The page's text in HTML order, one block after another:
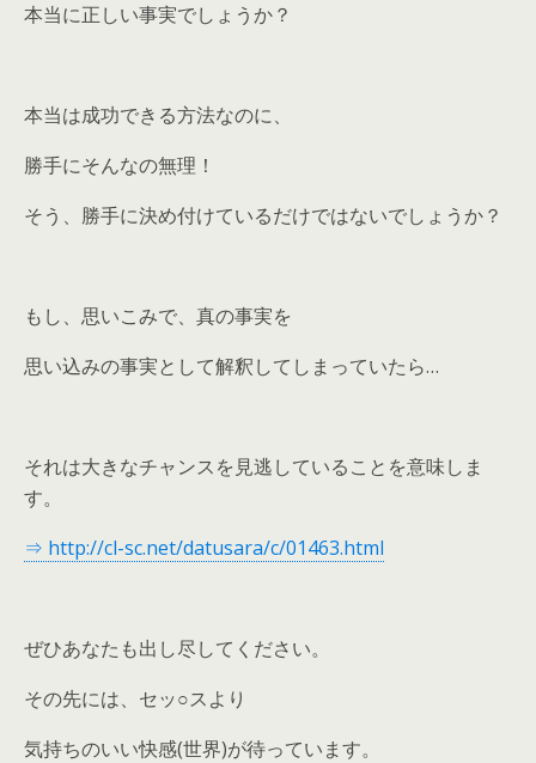
本当に正しい事実でしょうか？
本当は成功できる方法なのに、
勝手にそんなの無理！
そう、勝手に決め付けているだけではないでしょうか？
もし、思いこみで、真の事実を
思い込みの事実として解釈してしまっていたら…
それは大きなチャンスを見逃していることを意味しま
す。
⇒ http://cl-sc.net/datusara/c/01463.html
ぜひあなたも出し尽してください。
その先には、セッ○スより
気持ちのいい快感(世界)が待っています。